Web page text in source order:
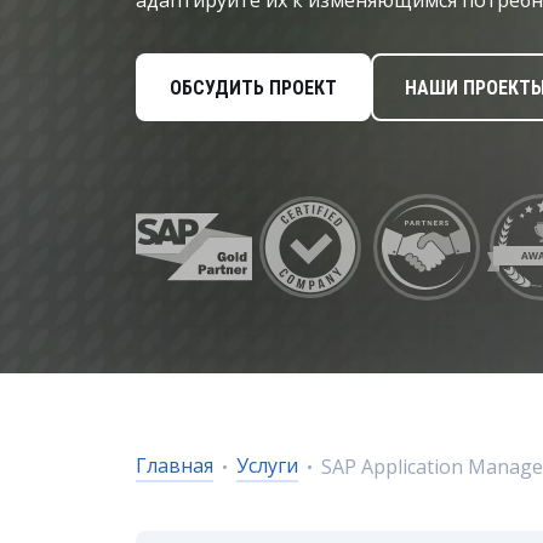
Управление расходами
Маркетинг и продажи
Устойчивое развитие
ОБСУДИТЬ ПРОЕКТ НАШИ
Главная Услуги SAP Application